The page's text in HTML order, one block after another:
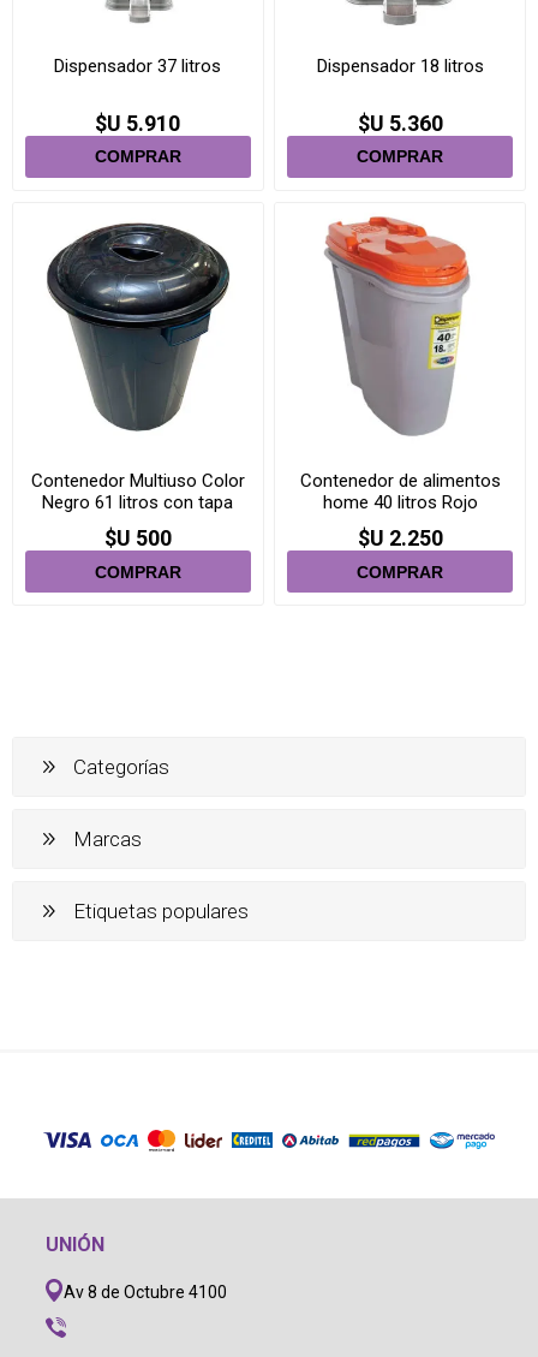
Dispensador 37 litros
$U 5.910
Dispensador 18 litros
$U 5.360
Contenedor Multiuso Color
Negro 61 litros con tapa
$U 500
Contenedor de alimentos
home 40 litros Rojo
$U 2.250
Categorías
Marcas
Etiquetas populares
UNIÓN
Av 8 de Octubre 4100